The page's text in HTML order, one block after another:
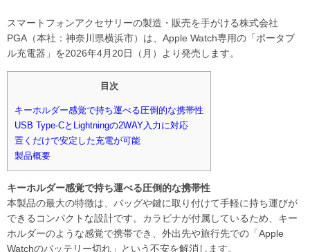
スマートフォンアクセサリーの製造・販売を手がける株式会社
PGA（本社：神奈川県横浜市）は、Apple Watch専用の「ポータブ
ル充電器」を2026年4月20日（月）より発売します。
目次
キーホルダー感覚で持ち運べる圧倒的な携帯性
USB Type-CとLightningの2WAY入力に対応
置くだけで安定した充電が可能
製品概要
キーホルダー感覚で持ち運べる圧倒的な携帯性
本製品の最大の特徴は、バッグや鍵に取り付けて手軽に持ち運びが
できるコンパクトな設計です。カラビナが付属しているため、キー
ホルダーのような感覚で携帯でき、外出先や旅行先での「Apple
Watchのバッテリー切れ」という不安を解消します。